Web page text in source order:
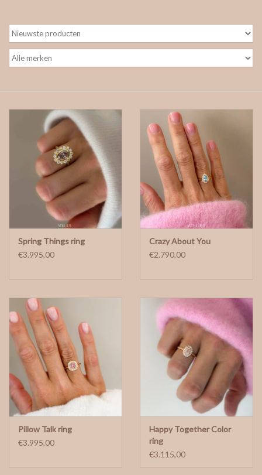
Spring Things ring
€3.995,00
Crazy About You
€2.790,00
Pillow Talk ring
€3.995,00
Happy Together Color
ring
€3.115,00